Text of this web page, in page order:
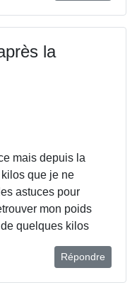
la
mais depuis la
que je ne
astuces pour
mon poids
quelques kilos
Répondre